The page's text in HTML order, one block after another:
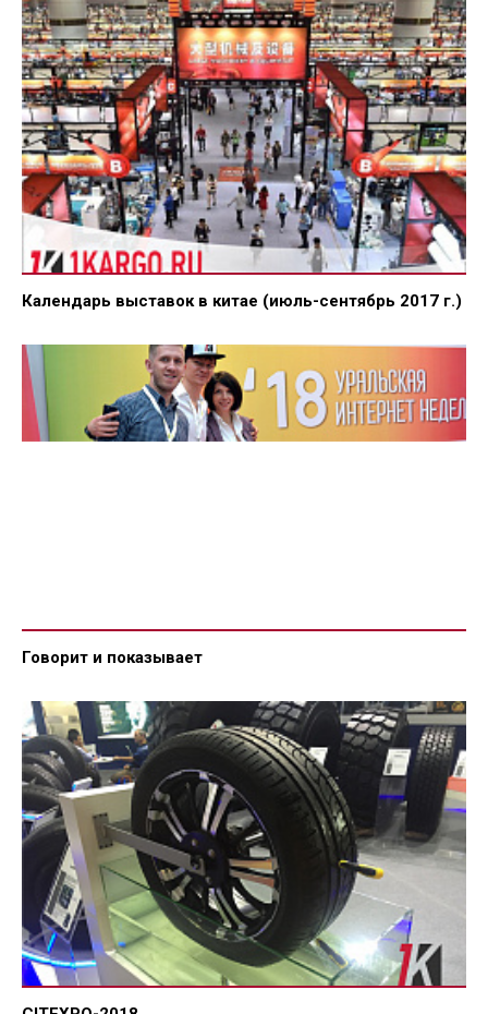
Календарь выставок в китае (июль-сентябрь 2017 г.)
Говорит и показывает